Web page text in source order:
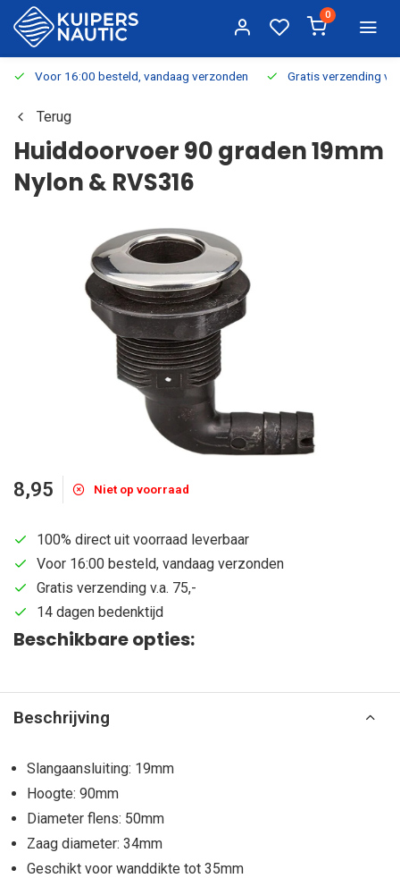
0
Voor 16:00 besteld, vandaag verzonden Gratis verzending
Terug
Huiddoorvoer 90 graden 19mm
Nylon & RVS316
8,95 Niet op voorraad
100% direct uit voorraad leverbaar
Voor 16:00 besteld, vandaag verzonden
Gratis verzending v.a. 75,-
14 dagen bedenktijd
Beschikbare opties:
Beschrijving
Slangaansluiting: 19mm
Hoogte: 90mm
Diameter flens: 50mm
Zaag diameter: 34mm
Geschikt voor wanddikte tot 35mm